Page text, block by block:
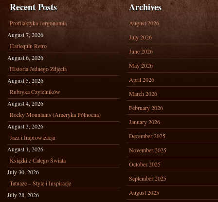
Recent Posts
Profilaktyka i ergonomia
August 7, 2026
Harlequin Retro
August 6, 2026
Historia Jednego Zdjęcia
August 5, 2026
Rubryka Czytelników
August 4, 2026
Rocky Mountains (Ameryka Północna)
August 3, 2026
Jazz i Improwizacja
August 1, 2026
Książki z Całego Świata
July 30, 2026
Tatuaże – Style i Inspiracje
July 28, 2026
Archives
August 2026
July 2026
June 2026
May 2026
April 2026
March 2026
February 2026
January 2026
December 2025
November 2025
October 2025
September 2025
August 2025